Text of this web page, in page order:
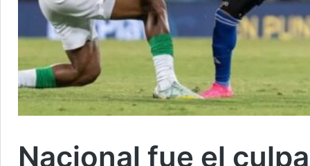
Nacional fue el